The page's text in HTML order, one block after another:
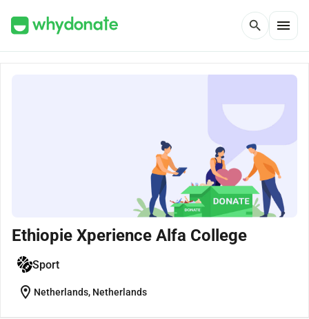
search menu
Ethiopie Xperience Alfa College
Sport
location_on Netherlands, Netherlands